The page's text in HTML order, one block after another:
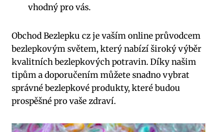
vhodný pro vás.
Obchod Bezlepku cz je vaším online průvodcem
bezlepkovým světem, který nabízí široký výběr
kvalitních bezlepkových potravin. Díky našim
tipům a doporučením můžete snadno vybrat
správné bezlepkové produkty, které budou
prospěšné pro vaše zdraví.